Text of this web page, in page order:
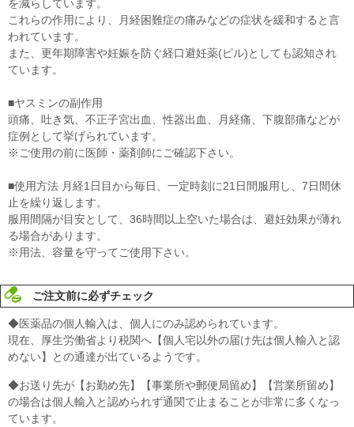
を減らしています。
これらの作用により、月経困難症の痛みなどの症状を緩和すると言
われています。
また、更年期障害や妊娠を防ぐ経口避妊薬(ピル)としても認知され
ています。
■ヤスミンの副作用
頭痛、吐き気、不正子宮出血、性器出血、月経痛、下腹部痛などが
症例として挙げられています。
※ご使用の前に医師・薬剤師にご確認下さい。
■使用方法 月経1日目から毎日、一定時刻に21日間服用し、7日間休
止を繰り返します。
服用間隔が目安として、36時間以上空いた場合は、避妊効果が薄れ
る場合があります。
※用法、容量を守ってご使用下さい。
ご注文前に必ずチェック
◆医薬品の個人輸入は、個人にのみ認められています。
現在、厚生労働省より税関へ【個人宅以外の届け先は個人輸入と認
めない】との通達が出ているようです。
◆お送り先が【お勤め先】【事業所や郵便局留め】【営業所留め】
の場合は個人輸入と認められず通関で止まることが非常に多くなっ
ています。